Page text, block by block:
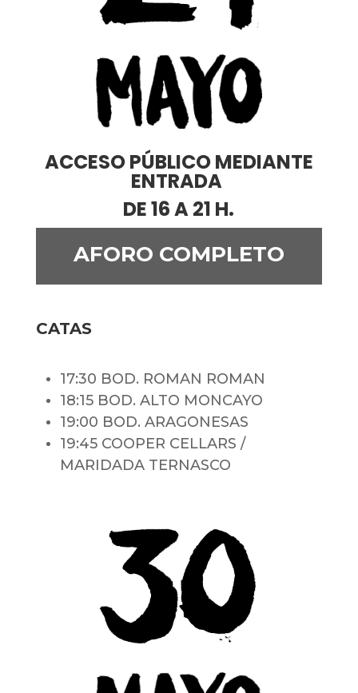
ACCESO PÚBLICO MEDIANTE
ENTRADA
DE 16 A 21 H.
AFORO COMPLETO
CATAS
17:30 BOD. ROMAN ROMAN
18:15 BOD. ALTO MONCAYO
19:00 BOD. ARAGONESAS
19:45 COOPER CELLARS /
MARIDADA TERNASCO